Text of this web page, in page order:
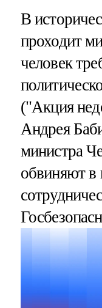
В
проходит
человек
("Акция
Андрея
министра
обвиняют в